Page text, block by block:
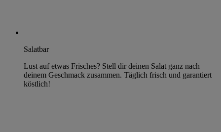
Salatbar
Lust auf etwas Frisches? Stell dir deinen Salat ganz nach
deinem Geschmack zusammen. Täglich frisch und garantiert
köstlich!